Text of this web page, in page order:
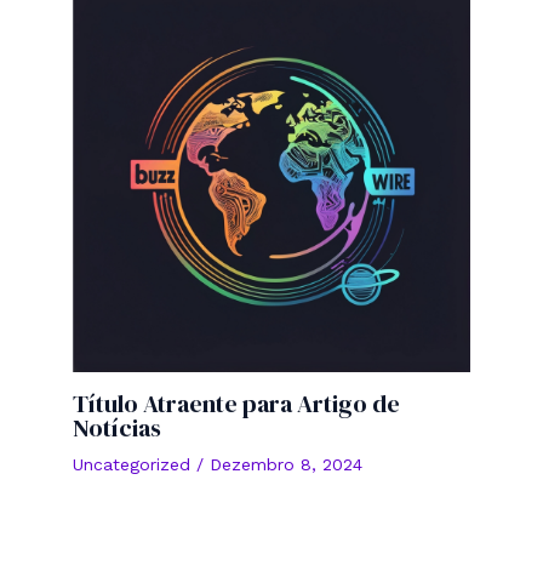
Título Atraente para Artigo de
Notícias
Uncategorized / Dezembro 8, 2024